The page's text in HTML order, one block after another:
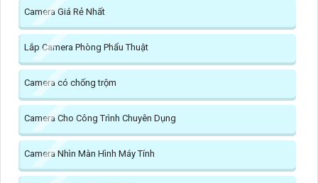
Camera Giá Rẻ Nhất
Lắp Camera Phòng Phẩu Thuật
Camera có chống trộm
Camera Cho Công Trình Chuyên Dụng
Camera Nhìn Màn Hình Máy Tính